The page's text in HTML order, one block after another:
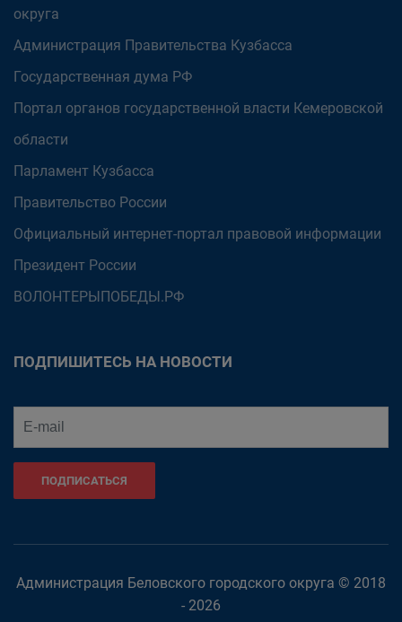
округа
Администрация Правительства Кузбасса
Государственная дума РФ
Портал органов государственной власти Кемеровской
области
Парламент Кузбасса
Правительство России
Официальный интернет-портал правовой информации
Президент России
ВОЛОНТЕРЫПОБЕДЫ.РФ
ПОДПИШИТЕСЬ НА НОВОСТИ
ПОДПИСАТЬСЯ
Администрация Беловского городского округа © 2018
- 2026